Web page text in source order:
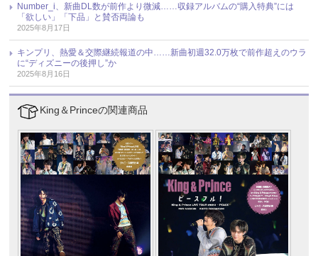
Number_i、新曲DL数が前作より微減……収録アルバムの“購入特典”には
「欲しい」「下品」と賛否両論も
2025年8月17日
キンプリ、熱愛＆交際継続報道の中……新曲初週32.0万枚で前作超えのウラ
に“ディズニーの後押し”か
2025年8月16日
King＆Princeの関連商品